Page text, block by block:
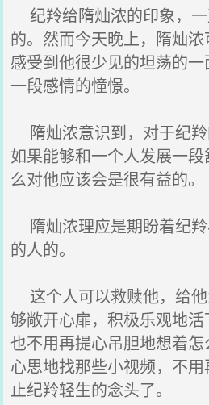
纪羚给隋灿浓的印象，
的。然而今天晚上，隋灿
感受到他很少见的坦荡的
一段感情的憧憬。
隋灿浓意识到，对于纪羚
如果能够和一个人发展一
么对他应该会是很有益的。
隋灿浓理应是期盼着纪
的人的。
这个人可以救赎他，给
够敞开心扉，积极乐观地
也不用再提心吊胆地想着
心思地找那些小视频，不
止纪羚轻生的念头了。